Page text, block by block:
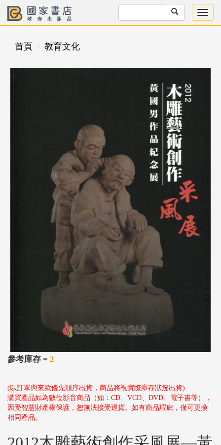
首頁 教育文化
參考庫存 = 2
(以訂單與來款優先順序出貨，商品將視實際庫存狀況出貨)
購買產品如為數位影音商品（如：CD、VCD、DVD、電子書等），
因受智慧財產權保護，恕無法接受退貨。如有商品瑕疵，僅可更換
相同產品。